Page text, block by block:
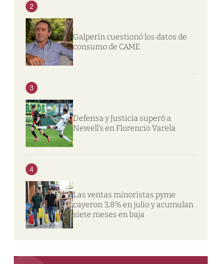
2
Galperín cuestionó los datos de
consumo de CAME
3
Defensa y Justicia superó a
Newell’s en Florencio Varela
4
Las ventas minoristas pyme
cayeron 3,8% en julio y acumulan
siete meses en baja